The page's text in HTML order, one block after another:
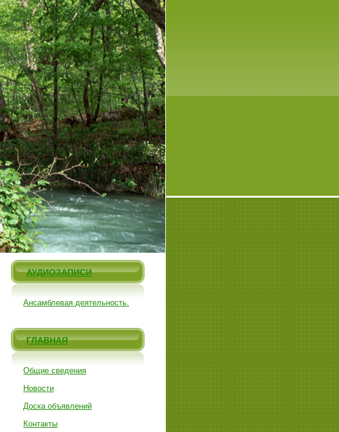
АУДИОЗАПИСИ
Ансамблевая деятельность.
ГЛАВНАЯ
Общие сведения
Новости
Доска объявлений
Контакты